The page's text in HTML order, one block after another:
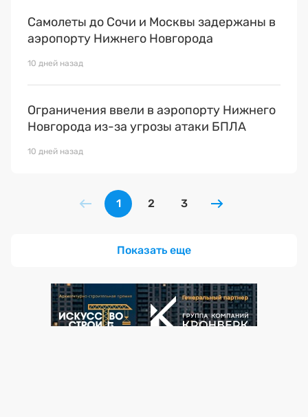
Самолеты до Сочи и Москвы задержаны в
аэропорту Нижнего Новгорода
10 дней назад
Ограничения ввели в аэропорту Нижнего
Новгорода из-за угрозы атаки БПЛА
10 дней назад
1 2 3
Показать еще